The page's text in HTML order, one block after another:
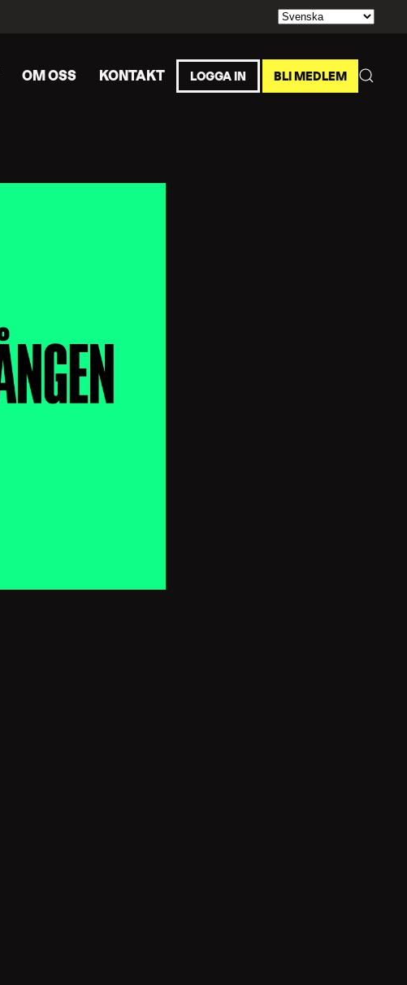
OM OSS KONTAKT LOGGA IN BLI MEDLEM